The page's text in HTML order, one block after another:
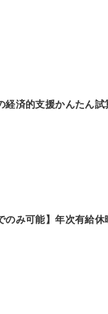
経済的支援かんたん試
のみ可能】年次有給